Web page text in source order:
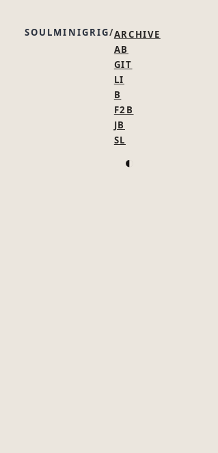
SOULMINIGRIG ARCHIVE
AB
GIT
LI
B
F2B
JB
SL
◐